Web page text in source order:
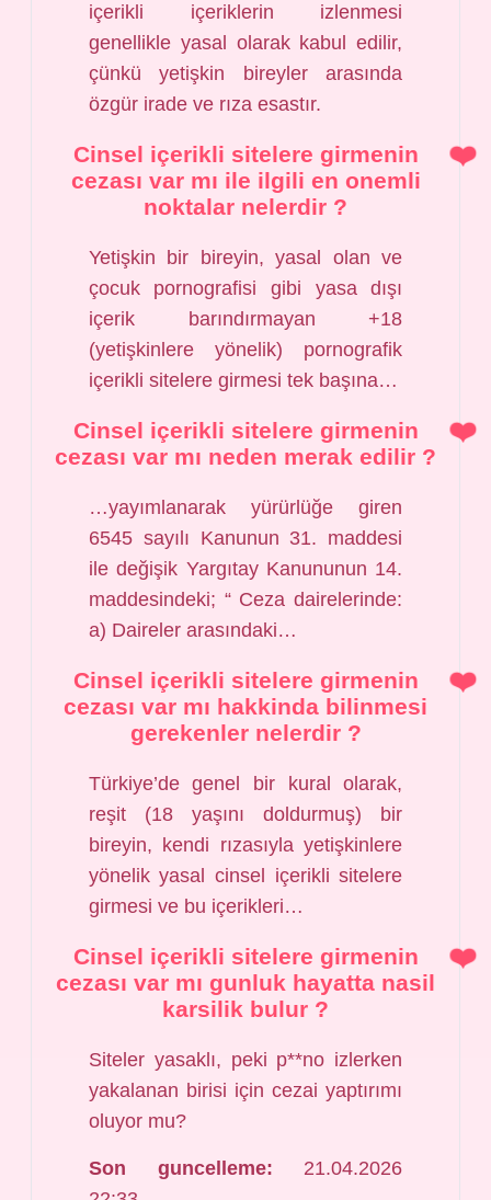
içerikli içeriklerin izlenmesi
genellikle yasal olarak kabul edilir,
çünkü yetişkin bireyler arasında
özgür irade ve rıza esastır.
Cinsel içerikli sitelere girmenin
cezası var mı ile ilgili en onemli
noktalar nelerdir ?
Yetişkin bir bireyin, yasal olan ve
çocuk pornografisi gibi yasa dışı
içerik barındırmayan +18
(yetişkinlere yönelik) pornografik
içerikli sitelere girmesi tek başına…
Cinsel içerikli sitelere girmenin
cezası var mı neden merak edilir ?
…yayımlanarak yürürlüğe giren
6545 sayılı Kanunun 31. maddesi
ile değişik Yargıtay Kanununun 14.
maddesindeki; “ Ceza dairelerinde:
a) Daireler arasındaki…
Cinsel içerikli sitelere girmenin
cezası var mı hakkinda bilinmesi
gerekenler nelerdir ?
Türkiye’de genel bir kural olarak,
reşit (18 yaşını doldurmuş) bir
bireyin, kendi rızasıyla yetişkinlere
yönelik yasal cinsel içerikli sitelere
girmesi ve bu içerikleri…
Cinsel içerikli sitelere girmenin
cezası var mı gunluk hayatta nasil
karsilik bulur ?
Siteler yasaklı, peki p**no izlerken
yakalanan birisi için cezai yaptırımı
oluyor mu?
Son guncelleme: 21.04.2026